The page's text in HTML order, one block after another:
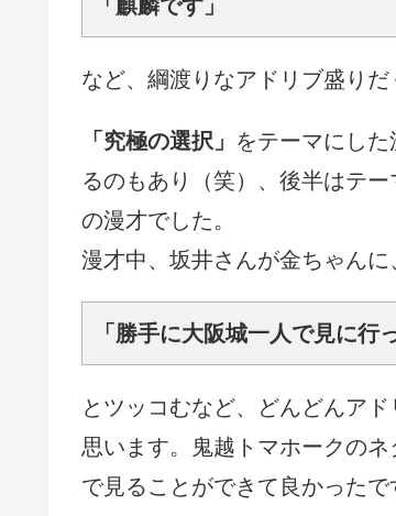
「麒麟です」
など、綱渡りなアドリブ盛りだ
「究極の選択」 をテーマにし
るのもあり（笑）、後半はテ
の漫才でした。
漫才中、坂井さんが金ちゃんに
「勝手に大阪城一人で見に行
とツッコむなど、どんどんア
思います。鬼越トマホークの
で見ることができて良かったで